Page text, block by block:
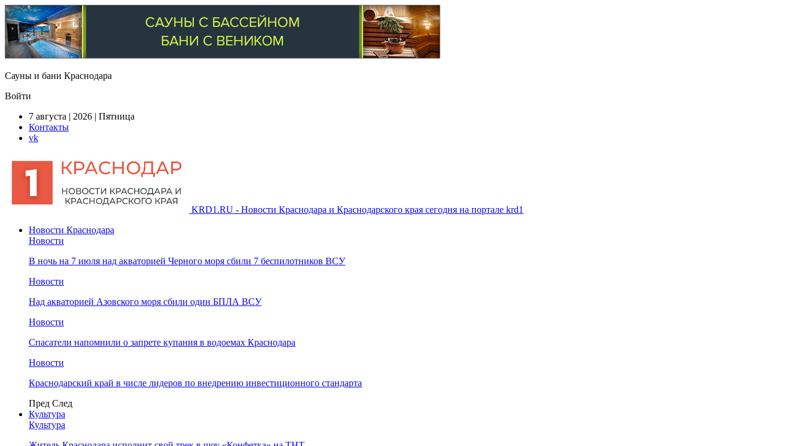
Сауны и бани Краснодара
Войти
7 августа | 2026 | Пятница
Контакты
vk
KRD1.RU - Новости Краснодара и Краснодарского края сегодня на портале krd1
Новости Краснодара
Новости
В ночь на 7 июля над акваторией Черного моря сбили 7 беспилотников ВСУ
Новости
Над акваторией Азовского моря сбили один БПЛА ВСУ
Новости
Спасатели напомнили о запрете купания в водоемах Краснодара
Новости
Краснодарский край в числе лидеров по внедрению инвестиционного стандарта
Пред След
Культура
Культура